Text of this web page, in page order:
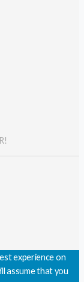
experience on
assume that you